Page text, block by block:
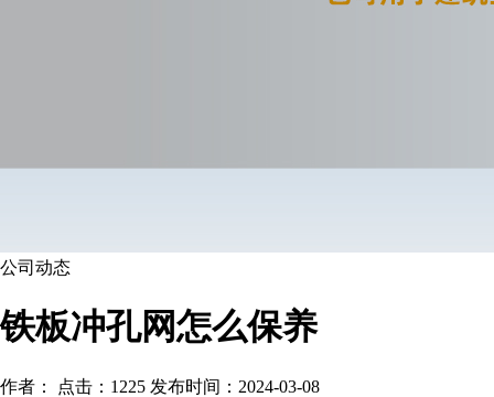
公司动态
铁板冲孔网怎么保养
作者： 点击：1225 发布时间：2024-03-08